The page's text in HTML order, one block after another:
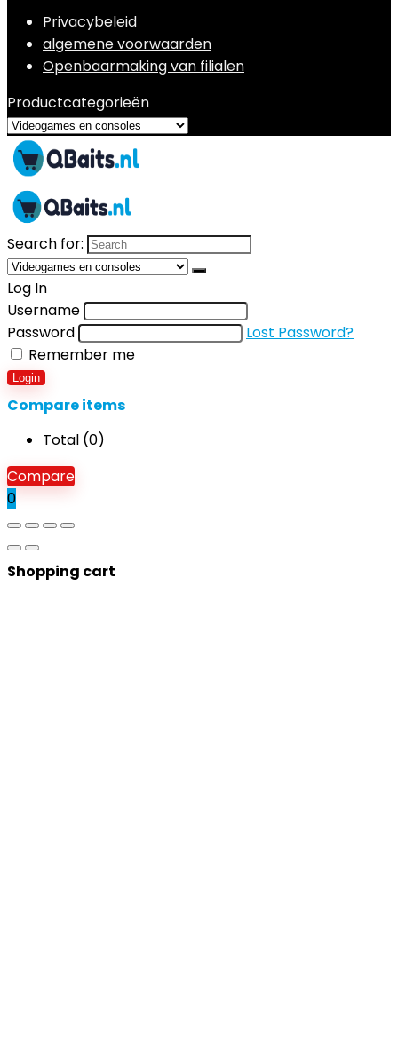
Privacybeleid
algemene voorwaarden
Openbaarmaking van filialen
Productcategorieën
Search for:
Log In
Username
Password
Lost Password?
Remember me
Login
Compare items
Total (0)
Compare
0
Shopping cart